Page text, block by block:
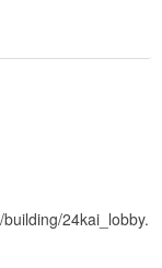
24kai_lobby.